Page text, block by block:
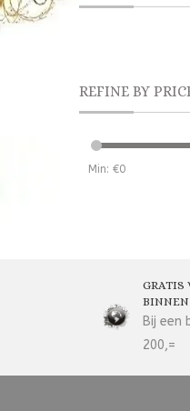
REFINE BY
Min: €0
GRATIS
Bij een
200,=